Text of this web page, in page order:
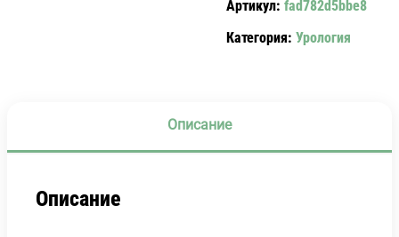
№45)
Артикул: fad782d5bbe8
Категория: Урология
Описание
Описание